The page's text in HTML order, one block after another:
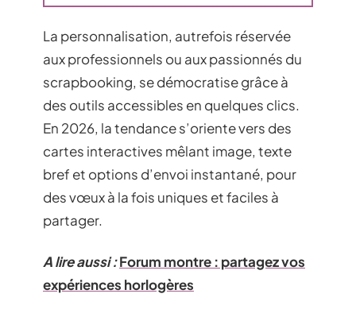
La personnalisation, autrefois réservée
aux professionnels ou aux passionnés du
scrapbooking, se démocratise grâce à
des outils accessibles en quelques clics.
En 2026, la tendance s’oriente vers des
cartes interactives mêlant image, texte
bref et options d’envoi instantané, pour
des vœux à la fois uniques et faciles à
partager.
A lire aussi :Forum montre : partagez vos
expériences horlogères